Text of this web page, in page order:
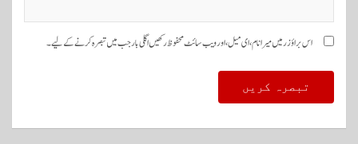
اس براؤزر میں میرا نام، ای میل، اور ویب سائٹ محفوظ رکھیں اگلی بار جب میں تبصرہ کرنے کےلیے۔